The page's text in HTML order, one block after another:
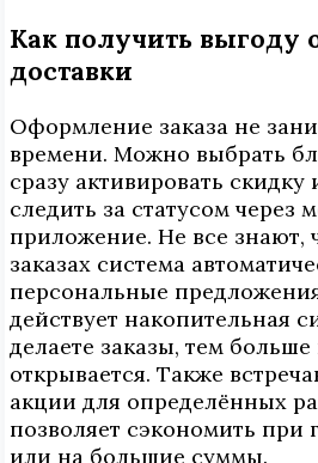
Как получить выгоду
доставки
Оформление заказа не
времени. Можно выбрать
сразу активировать скидку
следить за статусом через
приложение. Не все знают,
заказах система
персональные
действует накопительная
делаете заказы, тем
открывается. Также
акции для определённых
позволяет сэкономить при
или на большие суммы.